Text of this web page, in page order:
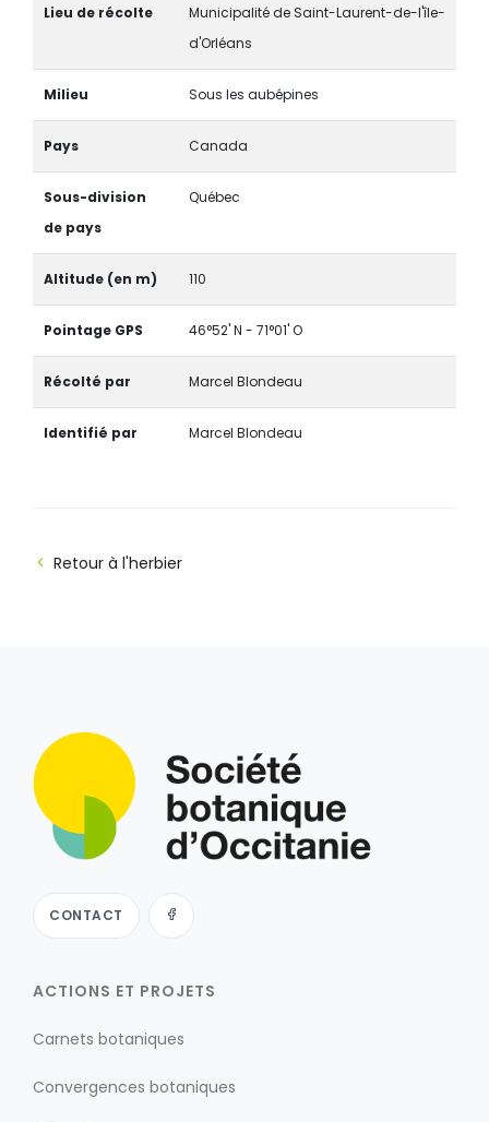
Lieu de récolte
Municipalité de Saint-Laurent-de-l'île-
d'Orléans
Milieu Sous les aubépines
Pays Canada
Sous-division
de pays
Québec
Altitude (en m) 110
Pointage GPS 46°52' N - 71°01' O
Récolté par Marcel Blondeau
Identifié par Marcel Blondeau
Retour à l'herbier
CONTACT
ACTIONS ET PROJETS
Carnets botaniques
Convergences botaniques